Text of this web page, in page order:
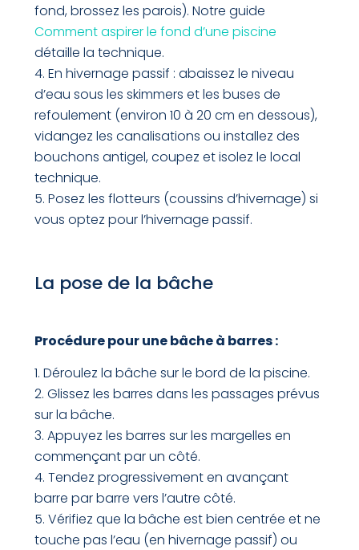
fond, brossez les parois). Notre guide
Comment aspirer le fond d’une piscine
détaille la technique.
En hivernage passif : abaissez le niveau
d’eau sous les skimmers et les buses de
refoulement (environ 10 à 20 cm en dessous),
vidangez les canalisations ou installez des
bouchons antigel, coupez et isolez le local
technique.
Posez les flotteurs (coussins d’hivernage) si
vous optez pour l’hivernage passif.
La pose de la bâche
Procédure pour une bâche à barres :
Déroulez la bâche sur le bord de la piscine.
Glissez les barres dans les passages prévus
sur la bâche.
Appuyez les barres sur les margelles en
commençant par un côté.
Tendez progressivement en avançant
barre par barre vers l’autre côté.
Vérifiez que la bâche est bien centrée et ne
touche pas l’eau (en hivernage passif) ou